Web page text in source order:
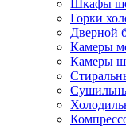
Шкафы
Горки
Дверной
Камеры
Камеры